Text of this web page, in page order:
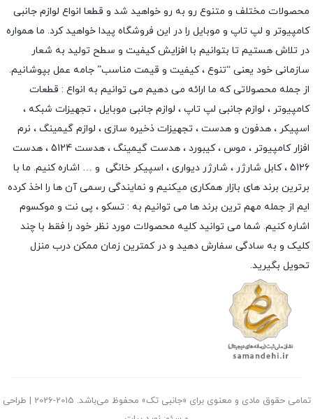
محصولات مختلف و متنوع رو به رو خواهید شد و قطعا انواع لوازم جانبی
کامپیوتر و لپ تاپ و موبایل را در این فروشگاه پیدا خواهید کرد. ما همواره
در تلاش هستیم تا بتوانیم با افزایش کیفیت و سطح تولید به شعار
سازمانی خود یعنی “تنوع ، کیفیت و قیمت مناسب” جامه عمل بپوشانیم.
از جمله محصولاتی که ما ارائه می دهیم می توانیم به انواع : قطعات
کامپیوتر ، لوازم جانبی لپ تاپ ، لوازم جانبی موبایل ، تجهیزات شبکه ،
اسپیکر ، هدفون و هدست ، تجهیزات ذخیره سازی ، لوازم گیمینگ ، نرم
افزار کامپیوتر ، موس ،کیبورد ، هدست گیمینگ
، هدست 5124 ، هدست
5126 ،
کابل شارژر ، شارژر دیواری ، اسپیکر خانگی و … اشاره کنیم. ما با
برترین برند های بازار همکاری میکنیم و نمایندگی رسمی آن ها را اخذ کرده
ایم از جمله مهم ترین برند ها می توانیم به : تسکو ، پی نت و موکسوم
اشاره کنیم. شما می توانید کلیه محصولات مورد نظر خود را فقط با چند
کلیک و به سادگی سفارش دهید و در کمترین زمان ممکن درب منزل
تحویل بگیرید.
تمامی حقوق مادی و معنوی برای «جانبی تک» محفوظ می‌باشد. 2015-2026 | طراحی